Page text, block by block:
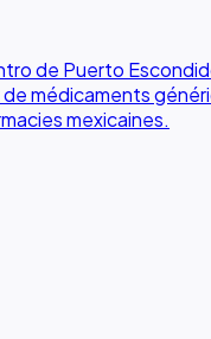
de Puerto
médicaments
mexicaines.